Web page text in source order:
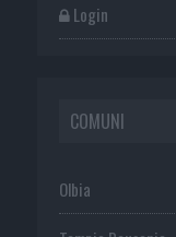
Login
COMUNI
Olbia